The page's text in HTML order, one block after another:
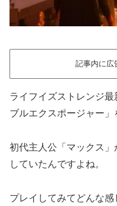
記事内に広
ライフイズストレンジ
ブルエクスポージャー」
初代主人公「マックス
していたんですよね。
プレイしてみてどんな感